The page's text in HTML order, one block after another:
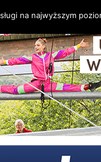
na najwyższym